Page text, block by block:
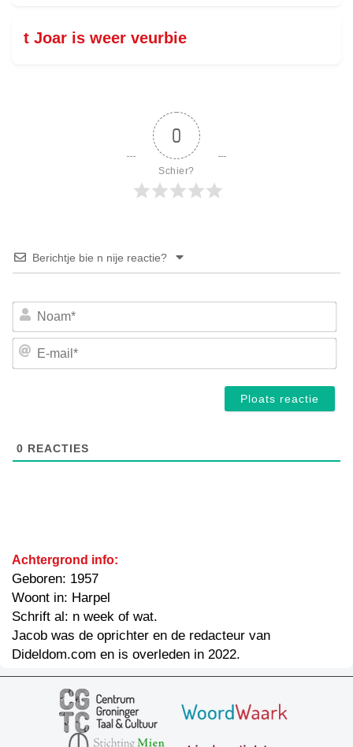
t Joar is weer veurbie
0
Schier?
Berichtje bie n nije reactie?
E-
0 REACTIES
Achtergrond info:
Geboren: 1957
Woont in: Harpel
Schrift al: n week of wat.
Jacob was de oprichter en de redacteur van
Dideldom.com en is overleden in 2022.